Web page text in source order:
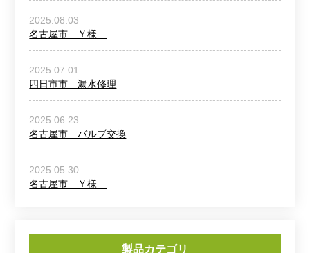
2025.08.03
名古屋市 Ｙ様
2025.07.01
四日市市 漏水修理
2025.06.23
名古屋市 バルブ交換
2025.05.30
名古屋市 Ｙ様
製品カテゴリ